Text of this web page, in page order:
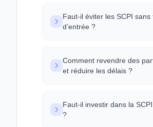
Faut-il éviter les SCPI sans
d’entrée ?
Comment revendre des
et réduire les délais ?
Faut-il investir dans la
?